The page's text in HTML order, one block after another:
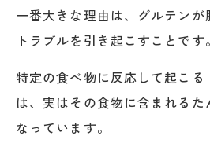
一番大きな理由は、グルテン
トラブルを引き起こすことです。
特定の食べ物に反応して起こる
は、実はその食物に含まれるた
なっています。